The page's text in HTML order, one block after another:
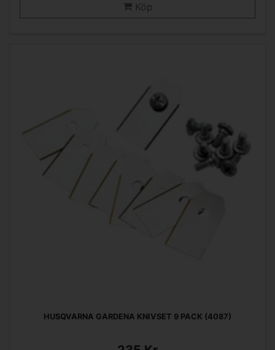
Köp
HUSQVARNA GARDENA KNIVSET 9 PACK (4087)